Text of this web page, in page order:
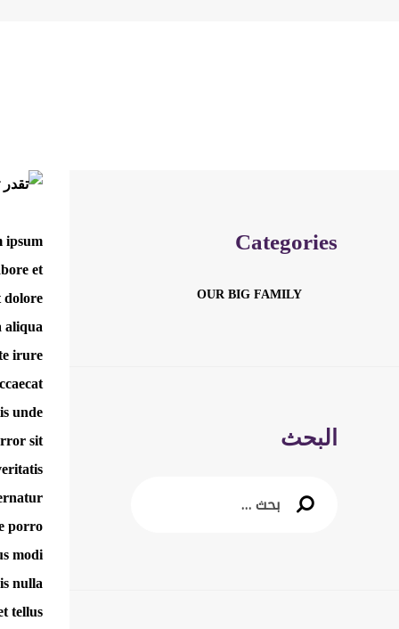
ipsum
et
dolore
aliqua.
irure
unde
sit.
porro
modi
nulla
tellus
Categories
OUR BIG FAMILY
البحث